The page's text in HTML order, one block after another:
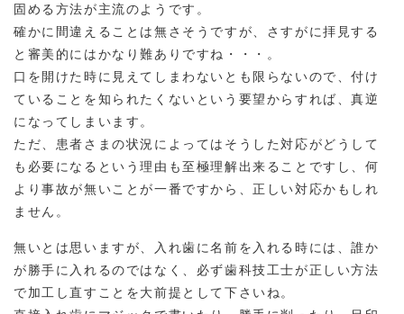
固める方法が主流のようです。
確かに間違えることは無さそうですが、さすがに拝見する
と審美的にはかなり難ありですね・・・。
口を開けた時に見えてしまわないとも限らないので、付け
ていることを知られたくないという要望からすれば、真逆
になってしまいます。
ただ、患者さまの状況によってはそうした対応がどうして
も必要になるという理由も至極理解出来ることですし、何
より事故が無いことが一番ですから、正しい対応かもしれ
ません。
無いとは思いますが、入れ歯に名前を入れる時には、誰か
が勝手に入れるのではなく、必ず歯科技工士が正しい方法
で加工し直すことを大前提として下さいね。